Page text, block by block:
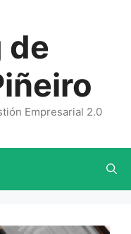
de
Empresarial 2.0